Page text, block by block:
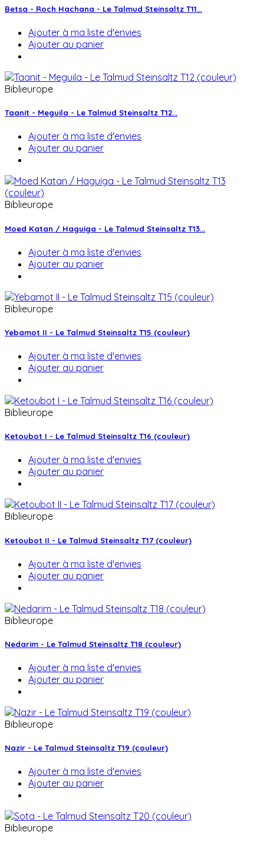
Betsa - Roch Hachana - Le Talmud Steinsaltz T11...
Ajouter à ma liste d'envies
Ajouter au panier
Biblieurope
Taanit - Meguila - Le Talmud Steinsaltz T12...
Ajouter à ma liste d'envies
Ajouter au panier
Biblieurope
Moed Katan / Haguiga - Le Talmud Steinsaltz T13...
Ajouter à ma liste d'envies
Ajouter au panier
Biblieurope
Yebamot II - Le Talmud Steinsaltz T15 (couleur)
Ajouter à ma liste d'envies
Ajouter au panier
Biblieurope
Ketoubot I - Le Talmud Steinsaltz T16 (couleur)
Ajouter à ma liste d'envies
Ajouter au panier
Biblieurope
Ketoubot II - Le Talmud Steinsaltz T17 (couleur)
Ajouter à ma liste d'envies
Ajouter au panier
Biblieurope
Nedarim - Le Talmud Steinsaltz T18 (couleur)
Ajouter à ma liste d'envies
Ajouter au panier
Biblieurope
Nazir - Le Talmud Steinsaltz T19 (couleur)
Ajouter à ma liste d'envies
Ajouter au panier
Biblieurope